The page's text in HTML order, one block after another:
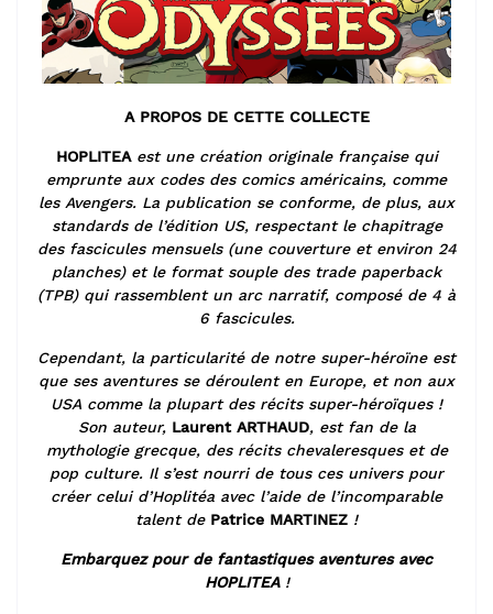
A PROPOS DE CETTE COLLECTE
HOPLITEA est une création originale française qui
emprunte aux codes des comics américains, comme
les Avengers. La publication se conforme, de plus, aux
standards de l’édition US, respectant le chapitrage
des fascicules mensuels (une couverture et environ 24
planches) et le format souple des trade paperback
(TPB) qui rassemblent un arc narratif, composé de 4 à
6 fascicules.
Cependant, la particularité de notre super-héroïne est
que ses aventures se déroulent en Europe, et non aux
USA comme la plupart des récits super-héroïques !
Son auteur, Laurent ARTHAUD, est fan de la
mythologie grecque, des récits chevaleresques et de
pop culture. Il s’est nourri de tous ces univers pour
créer celui d’Hoplitéa avec l’aide de l’incomparable
talent de Patrice MARTINEZ !
Embarquez pour de fantastiques aventures avec
HOPLITEA!